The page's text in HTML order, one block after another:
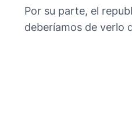
Por su parte, el
deberíamos de verlo